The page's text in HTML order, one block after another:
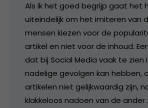
Als ik het goed begrijp gaat het
uiteindelijk om het imiteren van
mensen kiezen voor de
artikel en niet voor de inhoud.
dat bij Social Media vaak te zien
nadelige gevolgen kan hebben,
artikelen niet gelijkwaardig zijn,
klakkeloos nadoen van de ander